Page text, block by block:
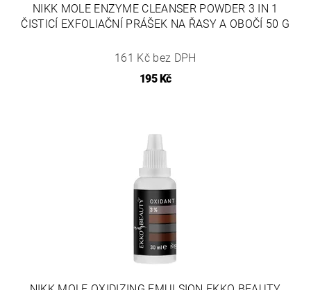
NIKK MOLE ENZYME CLEANSER POWDER 3 IN 1
ČISTICÍ EXFOLIAČNÍ PRÁŠEK NA ŘASY A OBOČÍ 50 G
161 Kč bez DPH
195 Kč